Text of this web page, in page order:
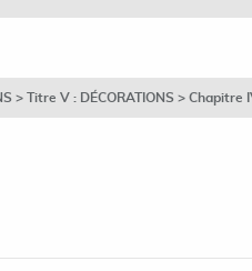
> Titre V : DÉCORATIONS >